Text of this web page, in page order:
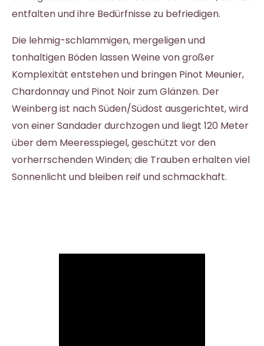
entfalten und ihre Bedürfnisse zu befriedigen.
Die lehmig-schlammigen, mergeligen und
tonhaltigen Böden lassen Weine von großer
Komplexität entstehen und bringen Pinot Meunier,
Chardonnay und Pinot Noir zum Glänzen. Der
Weinberg ist nach Süden/Südost ausgerichtet, wird
von einer Sandader durchzogen und liegt 120 Meter
über dem Meeresspiegel, geschützt vor den
vorherrschenden Winden; die Trauben erhalten viel
Sonnenlicht und bleiben reif und schmackhaft.